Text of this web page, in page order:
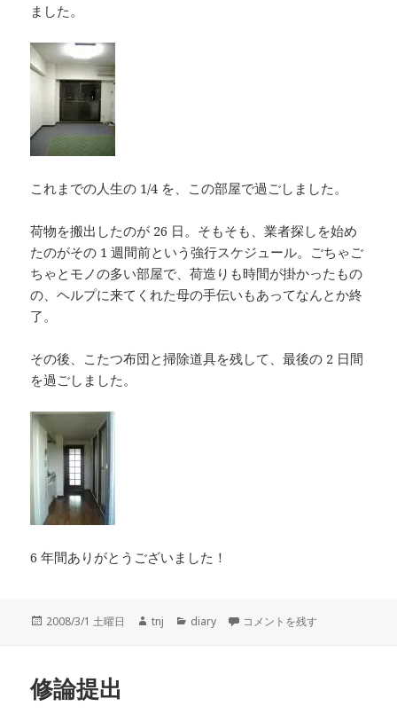
ました。
これまでの人生の 1/4 を、この部屋で過ごしました。
荷物を搬出したのが 26 日。そもそも、業者探しを始め
たのがその 1 週間前という強行スケジュール。ごちゃご
ちゃとモノの多い部屋で、荷造りも時間が掛かったもの
の、ヘルプに来てくれた母の手伝いもあってなんとか終
了。
その後、こたつ布団と掃除道具を残して、最後の 2 日間
を過ごしました。
6 年間ありがとうございました！
投
2008/3/1 土曜日
作
tnj
カ
diary 退去 に
コメントを残す
修論提出